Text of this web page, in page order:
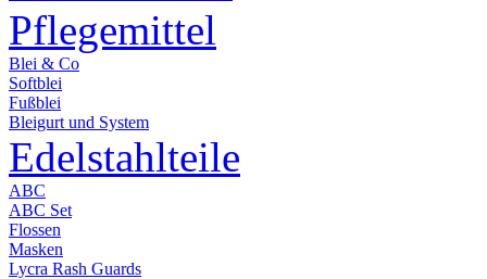
Pflegemittel
Blei & Co
Softblei
Fußblei
Bleigurt und System
Edelstahlteile
ABC
ABC Set
Flossen
Masken
Lycra Rash Guards